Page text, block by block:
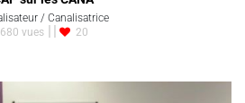
/ Canalisatrice
vues
20